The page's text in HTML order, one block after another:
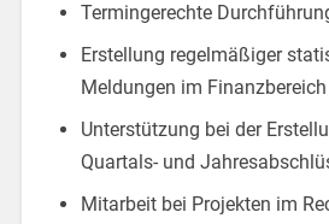
Termingerechte
Erstellung regelmäßiger
Meldungen im Finanzbereich
Unterstützung bei der
Quartals- und
Mitarbeit bei Projekten im